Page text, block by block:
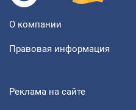
О компании
Правовая информация
Реклама на сайте